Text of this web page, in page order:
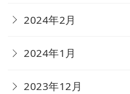
2024年2月
2024年1月
2023年12月